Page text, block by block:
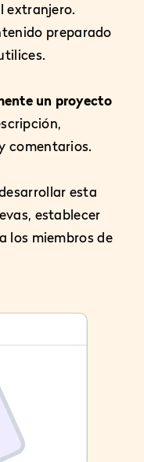
extranjero.
preparado
un proyecto
comentarios.
esta
establecer
los miembros de